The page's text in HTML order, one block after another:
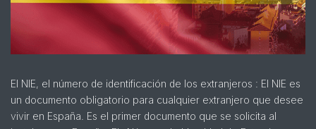
El NIE, el número de identificación de los extranjeros : El NIE es
un documento obligatorio para cualquier extranjero que desee
vivir en España. Es el primer documento que se solicita al